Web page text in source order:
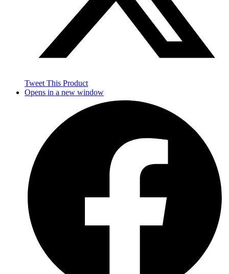
Tweet This Product
Opens in a new window